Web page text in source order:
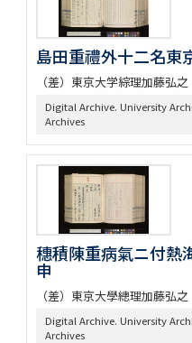
島田重禮外十二名東
（差）東京大学綜理加藤弘
Digital Archive. University
Archives
穗積陳重病氣ニ付熱
申
（差）東京大學總理加藤弘
Digital Archive. University
Archives